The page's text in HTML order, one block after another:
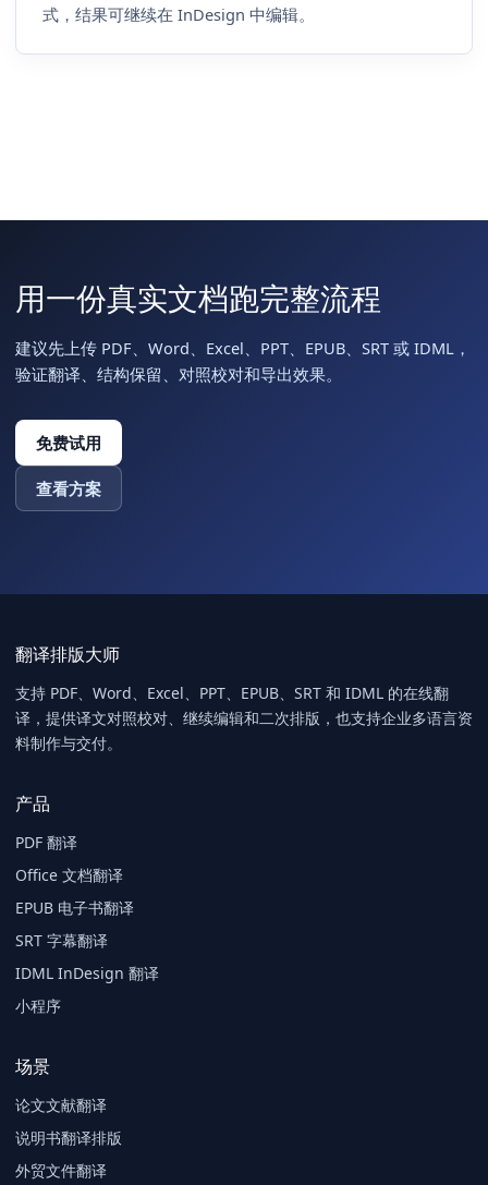
式，结果可继续在 InDesign 中编辑。
用一份真实文档跑完整流程
建议先上传 PDF、Word、Excel、PPT、EPUB、SRT 或 IDML，
验证翻译、结构保留、对照校对和导出效果。
免费试用
查看方案
翻译排版大师
支持 PDF、Word、Excel、PPT、EPUB、SRT 和 IDML 的在线翻
译，提供译文对照校对、继续编辑和二次排版，也支持企业多语言资
料制作与交付。
产品
PDF 翻译
Office 文档翻译
EPUB 电子书翻译
SRT 字幕翻译
IDML InDesign 翻译
小程序
场景
论文文献翻译
说明书翻译排版
外贸文件翻译